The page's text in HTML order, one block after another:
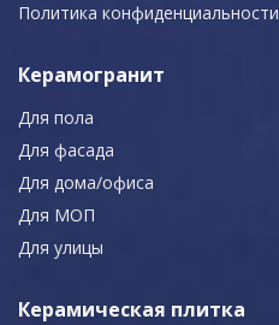
Политика конфиденциальности
Керамогранит
Для пола
Для фасада
Для дома/офиса
Для МОП
Для улицы
Керамическая плитка